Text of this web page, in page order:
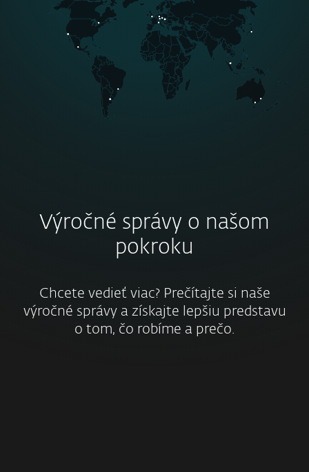
Výročné správy o našom
pokroku
Chcete vedieť viac? Prečítajte si naše
výročné správy a získajte lepšiu predstavu
o tom, čo robíme a prečo.